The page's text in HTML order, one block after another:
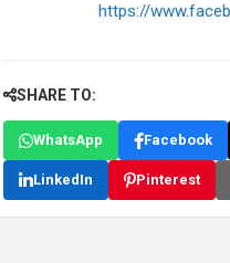
https://
SHARE TO:
WhatsApp Facebook
LinkedIn Pinterest